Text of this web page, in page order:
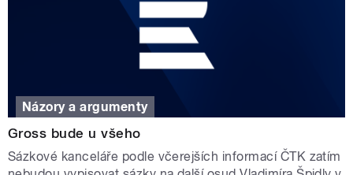
Názory a argumenty
Gross bude u všeho
Sázkové kanceláře podle včerejších informací ČTK zatím